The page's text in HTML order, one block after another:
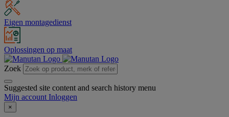
Eigen montagedienst
Oplossingen op maat
Zoek
Suggested site content and search history menu
Mijn account Inloggen
×